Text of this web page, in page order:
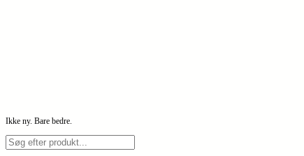
Ikke ny. Bare bedre.